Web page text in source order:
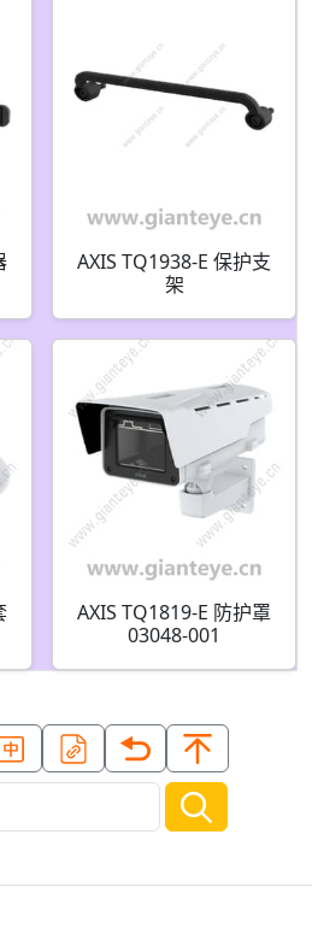
AXIS TQ1938-E 保护支
架
AXIS TQ1819-E 防护罩
03048-001